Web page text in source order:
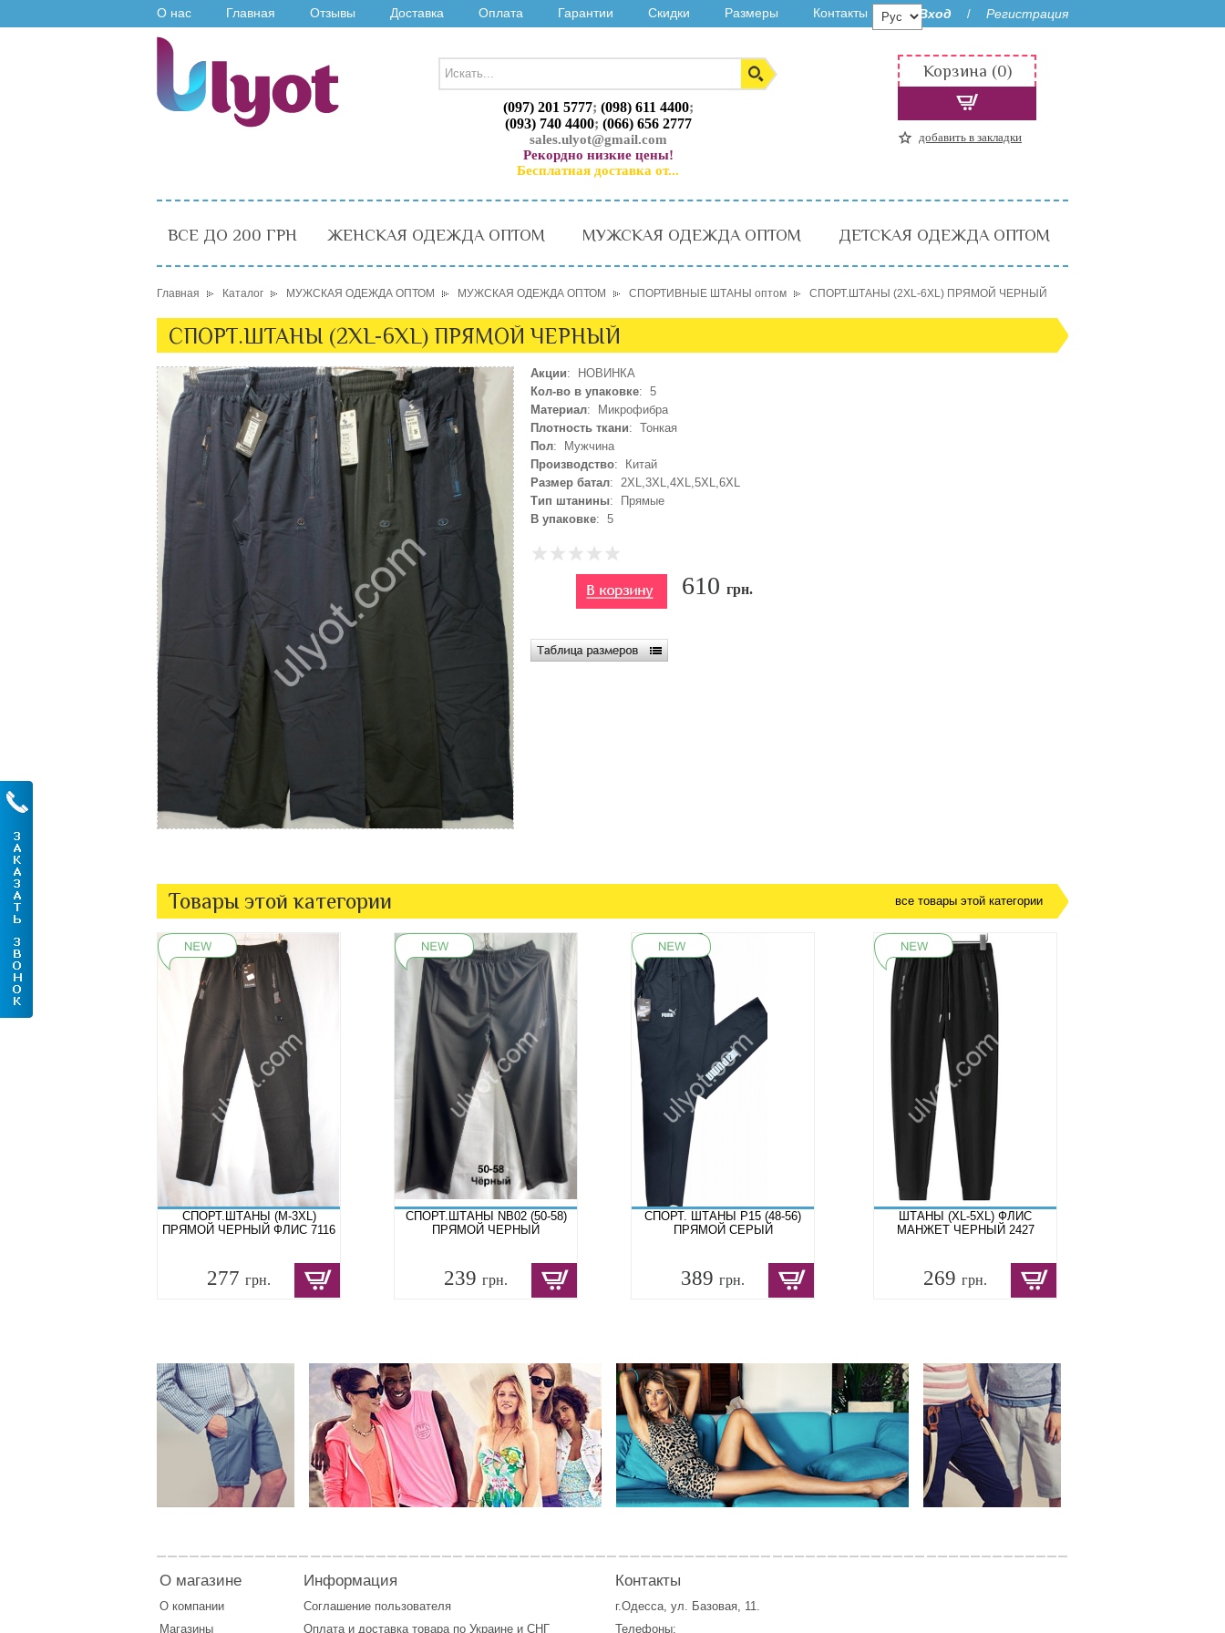
О нас Главная Отзывы Доставка Оплата Гарантии Скидки Размеры Контакты Вход / Регистрация
(097) 201 5777; (098) 611 4400;
(093) 740 4400; (066) 656 2777
sales.ulyot@gmail.com
Рекордно низкие цены!
Бесплатная доставка от...
Корзина (0)
добавить в закладки
ВСЕ ДО 200 ГРН ЖЕНСКАЯ ОДЕЖДА ОПТОМ МУЖСКАЯ ОДЕЖДА ОПТОМ ДЕТСКАЯ ОДЕЖДА ОПТОМ
Главная Каталог МУЖСКАЯ ОДЕЖДА ОПТОМ МУЖСКАЯ ОДЕЖДА ОПТОМ СПОРТИВНЫЕ ШТАНЫ оптом СПОРТ.ШТАНЫ (2XL-6XL) ПРЯМОЙ ЧЕРНЫЙ
СПОРТ.ШТАНЫ (2XL-6XL) ПРЯМОЙ ЧЕРНЫЙ
Акции: НОВИНКА
Кол-во в упаковке: 5
Материал: Микрофибра
Плотность ткани: Тонкая
Пол: Мужчина
Производство: Китай
Размер батал: 2XL,3XL,4XL,5XL,6XL
Тип штанины: Прямые
В упаковке: 5
610 грн.
Товары этой категории все товары этой категории
СПОРТ.ШТАНЫ (M-3XL)
ПРЯМОЙ ЧЕРНЫЙ ФЛИС 7116
277 грн.
СПОРТ.ШТАНЫ NB02 (50-58)
ПРЯМОЙ ЧЕРНЫЙ
239 грн.
СПОРТ. ШТАНЫ P15 (48-56)
ПРЯМОЙ СЕРЫЙ
389 грн.
ШТАНЫ (XL-5XL) ФЛИС
МАНЖЕТ ЧЕРНЫЙ 2427
269 грн.
О магазине
О компании
Магазины
Информация
Соглашение пользователя
Оплата и доставка товара по Украине и СНГ
Контакты
г.Одесса, ул. Базовая, 11.
Телефоны: